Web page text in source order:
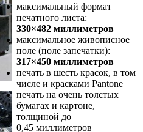
максимальный формат
печатного листа:
330×482 миллиметров
максимальное живописное
поле (поле запечатки):
317×450 миллиметров
печать в шесть красок, в том
числе и красками Pantone
печать на очень толстых
бумагах и картоне,
толщиной до
0,45 миллиметров